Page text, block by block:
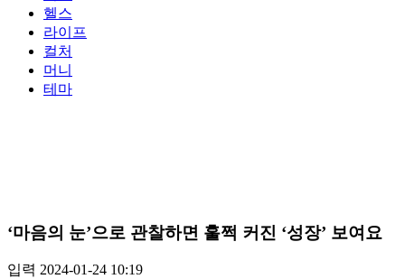
헬스
라이프
컬처
머니
테마
‘마음의 눈’으로 관찰하면 훌쩍 커진 ‘성장’ 보여요
입력 2024-01-24 10:19